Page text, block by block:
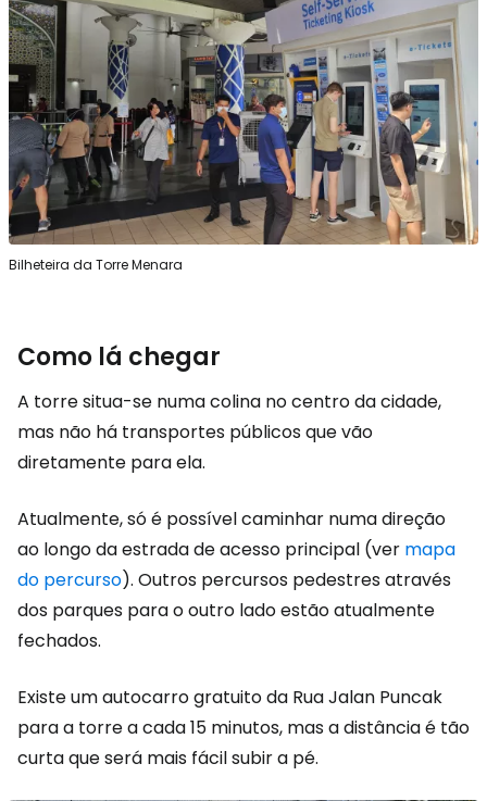
Bilheteira da Torre Menara
Como lá chegar
A torre situa-se numa colina no centro da cidade,
mas não há transportes públicos que vão
diretamente para ela.
Atualmente, só é possível caminhar numa direção
ao longo da estrada de acesso principal (ver mapa
do percurso). Outros percursos pedestres através
dos parques para o outro lado estão atualmente
fechados.
Existe um autocarro gratuito da Rua Jalan Puncak
para a torre a cada 15 minutos, mas a distância é tão
curta que será mais fácil subir a pé.